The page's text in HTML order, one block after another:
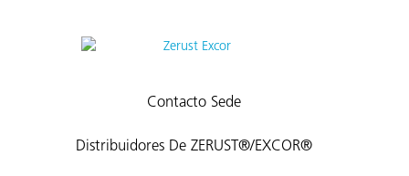
Contacto Sede
Distribuidores De ZERUST®/EXCOR®